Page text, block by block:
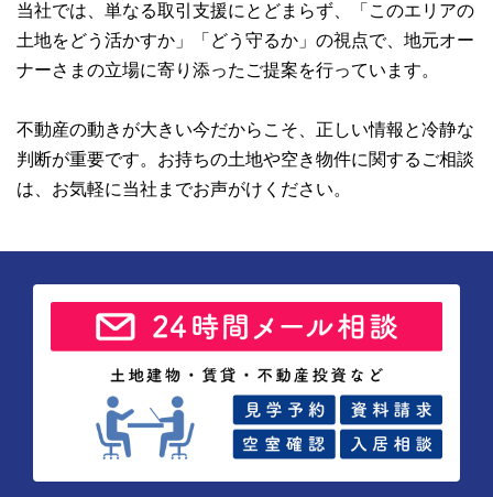
当社では、単なる取引支援にとどまらず、「このエリアの
土地をどう活かすか」「どう守るか」の視点で、地元オー
ナーさまの立場に寄り添ったご提案を行っています。
不動産の動きが大きい今だからこそ、正しい情報と冷静な
判断が重要です。お持ちの土地や空き物件に関するご相談
は、お気軽に当社までお声がけください。